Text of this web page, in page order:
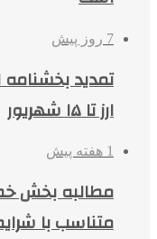
7 روز پیش
تمدید بخشنامه
ارز تا ۱۵ شهریور
1 هفته پیش
مطالبه بخش
متناسب با